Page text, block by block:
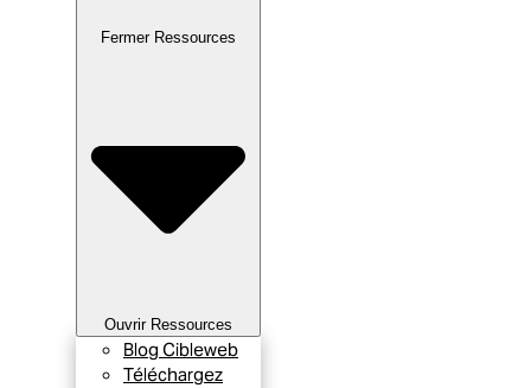
Fermer Ressources
Ouvrir Ressources
Blog Cibleweb
Téléchargez